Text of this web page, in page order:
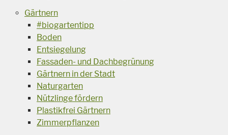
Gärtnern
#biogartentipp
Boden
Entsiegelung
Fassaden- und Dachbegrünung
Gärtnern in der Stadt
Naturgarten
Nützlinge fördern
Plastikfrei Gärtnern
Zimmerpflanzen